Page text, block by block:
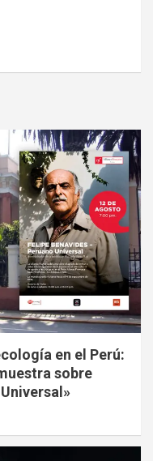
en el Perú:
sobre